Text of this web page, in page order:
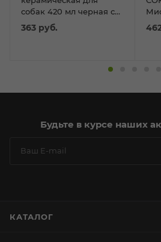
собак 420 мл черная с
лапками
363 руб.
Будьте в курсе наших
КАТАЛОГ